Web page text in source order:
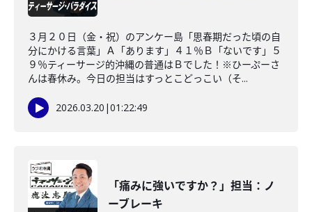
３月２０日（金・祝）のアンケー島「思春期だった頃の自
分にかける言葉」Ａ「あります」４１％Ｂ「ないです」５
９％ティーサージ的沖縄の普通はＢでした！※ひーぷーさ
んは春休み。今日の担当はすっとこどっこい（そ...
2026.03.20 |01:22:49
「痛みに強いですか？」担当：ノ
ーブレーキ